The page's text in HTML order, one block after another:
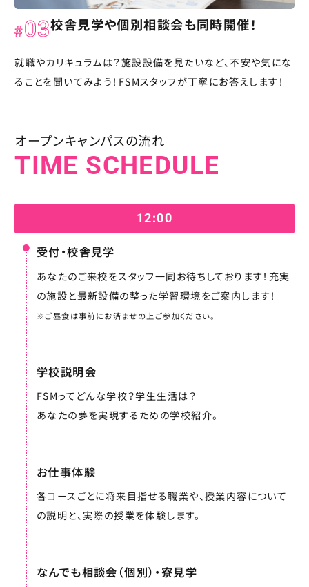
03校舎見学や個別相談会も同時開催！
就職やカリキュラムは？施設設備を見たいなど、不安や気にな
ることを聞いてみよう！FSMスタッフが丁寧にお答えします！
TIME SCHEDULE
オープンキャンパスの流れ
12:00
受付・校舎見学
あなたのご来校をスタッフ一同お待ちしております！充実
の施設と最新設備の整った学習環境をご案内します！
※ご昼食は事前にお済ませの上ご参加ください。
学校説明会
FSMってどんな学校？学生生活は？
あなたの夢を実現するための学校紹介。
お仕事体験
各コースごとに将来目指せる職業や、授業内容について
の説明と、実際の授業を体験します。
なんでも相談会（個別）・寮見学